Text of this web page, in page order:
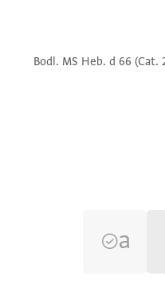
Bodl. MS Heb. d 66 (Cat.